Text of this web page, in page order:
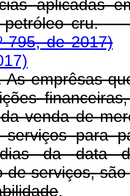
aplicadas
do
795, de 2017)
As emprêsas
venda de
para
dias da data
de serviços,